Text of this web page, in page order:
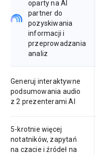
oparty na AI
partner do
pozyskiwania
informacji i
przeprowadzania
analiz
Generuj interaktywne
podsumowania audio
z 2 prezenterami AI
5-krotnie więcej
notatników, zapytań
na czacie i źródeł na